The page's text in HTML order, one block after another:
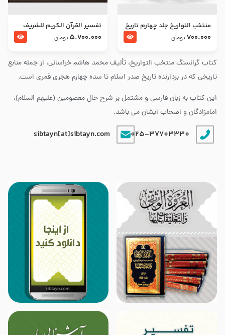
کتاب گرانسنگ منتخب التواريخ، تألیف محمد هاشم خراسانی، از جمله منابع
تاریخی که در بردارنده تاریخ صدر اسلام تا سده چهارم هجری قمری است.
این کتاب به زبان فارسی و مشتمل بر شرح حال معصومین (علیهم السلام)،
امامزادگان و اصحاب ایشان می باشد.
025-37703330
sibtayn[at]sibtayn.com
منتخب التواریخ جلد چهارم تاریخ
امام زین العابدین و امام محمد
700.000 تومان
تفسير القرآن الكريم للشريف
المرتضي قدس سرّه
5.700.000 تومان